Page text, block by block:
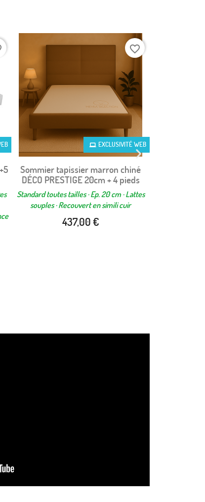
Aperçu rapide
Sommier tapissier marron chiné
DÉCO PRESTIGE 20cm + 4 pieds
Standard toutes tailles · Ep. 20 cm · Lattes
souples · Recouvert en simili cuir
437,00 €
EXCLUSIVITÉ WEB
favorite_border